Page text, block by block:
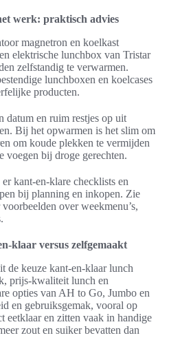
werk: praktisch advies
magnetron en koelkast
elektrische lunchbox van Tristar
zelfstandig te verwarmen.
lunchboxen en koelcases
producten.
datum en ruim restjes op uit
Bij het opwarmen is het slim om
om koude plekken te vermijden
voegen bij droge gerechten.
kant-en-klare checklists en
bij planning en inkopen. Zie
over weekmenu’s,
klaar versus zelfgemaakt
de keuze kant-en-klaar lunch
prijs-kwaliteit lunch en
opties van AH to Go, Jumbo en
en gebruiksgemak, vooral op
eetklaar en zitten vaak in handige
zout en suiker bevatten dan